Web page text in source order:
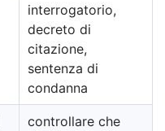
interrogatorio,
decreto di
citazione,
sentenza di
condanna
controllare che